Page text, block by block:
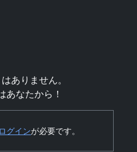
ありません。
あなたから！
ログインが必要です。